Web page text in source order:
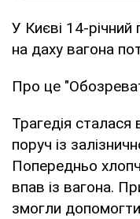
У Києві 14-річний
на даху вагона
Про це
Трагедія сталася
поруч із
Попередньо
впав із вагона.
змогли